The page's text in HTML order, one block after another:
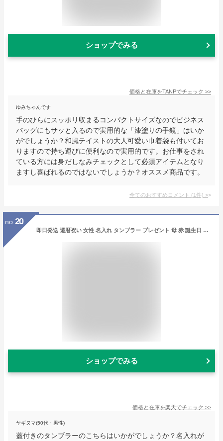
ショップでみる
価格と在庫をTANPでチェック >>
ゆみちゃんです
手のひらにスッポリ収まるコンパクトサイズなのでビジネス
バッグにもサッと入るので実用的な「漆塗りの手鏡」はいか
がでしょうか？和風テイストの大人可愛い巾着袋も付いてお
りますので持ち運びに便利なので実用的です。お仕事をされ
ている方には身だしなみチェックとして必須アイテムとなり
ますし喜ばれるのではないでしょうか？オススメ商品です。
全てのおすすめコメント (1件) >
no. 20
即日発送 還暦祝い 女性 名入れ タンブラー プレゼント 母 赤 誕生日 【 八福タンブラーセット 350ml 】 保温 保冷 蓋付き おしゃれ 母親 誕生日プレゼント 60代 70代 50代 還暦 古希 紫 喜寿 米寿 傘寿 退職 祝い お祝い 60歳 70歳 義母 祖母 退職祝い 孫から バレンタイン
ショップでみる
価格と在庫を楽天でチェック >>
ヤギヌマ(50代・男性)
蓋付きのタンブラーのこちらはいかがでしょうか？名入れが